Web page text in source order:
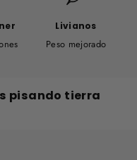
Livianos
Peso mejorado
pisando tierra